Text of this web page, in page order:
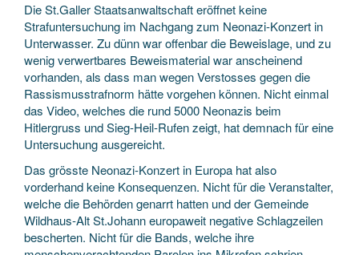
Die St.Galler Staatsanwaltschaft eröffnet keine
Strafuntersuchung im Nachgang zum Neonazi-Konzert in
Unterwasser. Zu dünn war offenbar die Beweislage, und zu
wenig verwertbares Beweismaterial war anscheinend
vorhanden, als dass man wegen Verstosses gegen die
Rassismusstrafnorm hätte vorgehen können. Nicht einmal
das Video, welches die rund 5000 Neonazis beim
Hitlergruss und Sieg-Heil-Rufen zeigt, hat demnach für eine
Untersuchung ausgereicht.
Das grösste Neonazi-Konzert in Europa hat also
vorderhand keine Konsequenzen. Nicht für die Veranstalter,
welche die Behörden genarrt hatten und der Gemeinde
Wildhaus-Alt St.Johann europaweit negative Schlagzeilen
bescherten. Nicht für die Bands, welche ihre